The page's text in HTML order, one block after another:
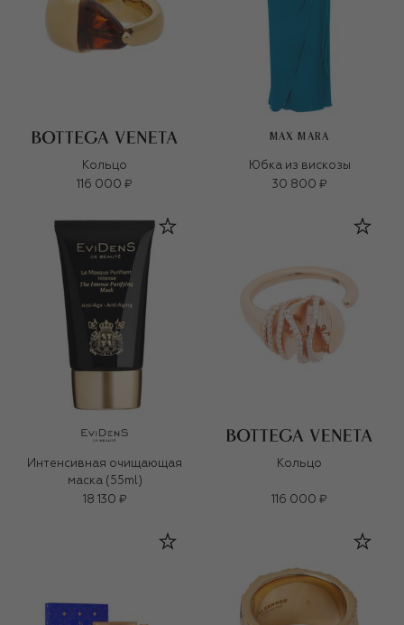
Кольцо
116 000 ₽
MAX MARA
Юбка из вискозы
30 800 ₽
Интенсивная очищающая
маска (55ml)
18 130 ₽
Кольцо
116 000 ₽